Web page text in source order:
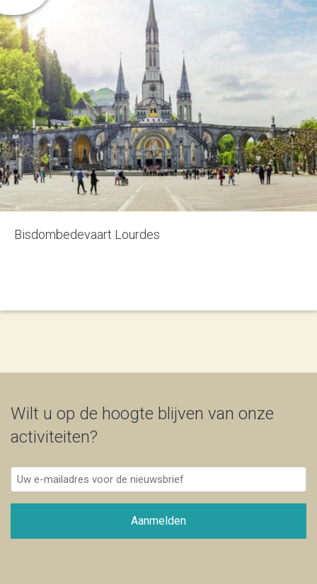
Bisdombedevaart Lourdes
Wilt u op de hoogte blijven van onze
activiteiten?
Uw
e-
mailadres
de
Aanmelden